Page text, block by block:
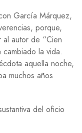
García Márquez,
porque,
autor de “Cien
la vida.
aquella noche,
muchos años
del oficio